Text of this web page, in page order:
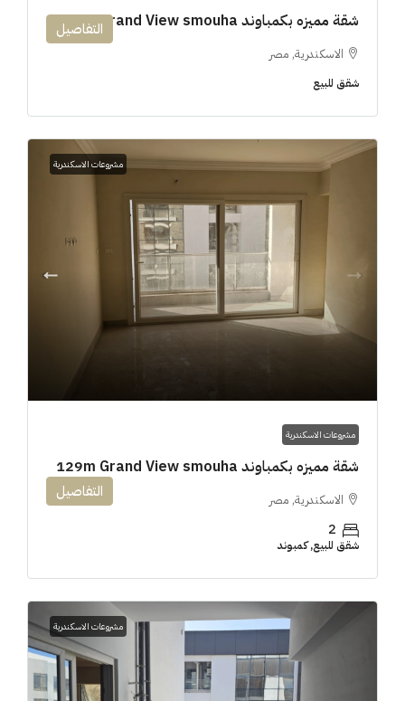
شقة مميزه بكمباوند 194m Grand View smouha
الاسكندرية, مصر
شقق للبيع
التفاصيل
مشروعات الاسكندرية
مشروعات الاسكندرية
شقة مميزه بكمباوند 129m Grand View smouha
الاسكندرية, مصر
2
شقق للبيع, كمبوند
التفاصيل
مشروعات الاسكندرية